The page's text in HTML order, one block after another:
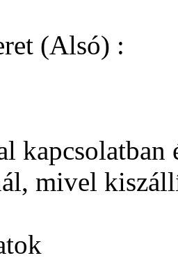
(Alsó) :
kapcsolatban
mivel